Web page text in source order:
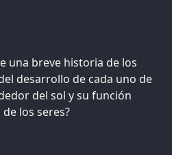
una breve historia de los
desarrollo de cada uno de
del sol y su función
los seres?